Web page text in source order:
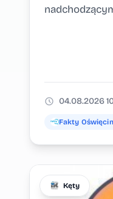
04.08.2026
Fakty
Kęty